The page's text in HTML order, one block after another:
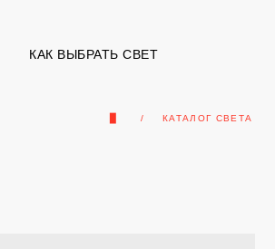
КАК ВЫБРАТЬ СВЕТ
КАТАЛОГ СВЕТА